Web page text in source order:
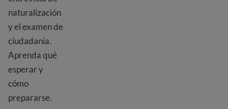
naturalización
y el examen de
ciudadanía.
Aprenda qué
esperar y
cómo
prepararse.